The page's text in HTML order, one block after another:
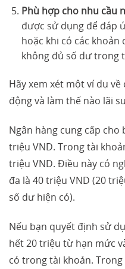
Phù hợp cho nhu cầu
được sử dụng để đáp
hoặc khi có các
không đủ số dư trong
Hãy xem xét một ví dụ
động và làm thế nào lãi
Ngân hàng cung cấp cho
triệu VND. Trong tài
triệu VND. Điều này có
đa là 40 triệu VND (20
số dư hiện có).
Nếu bạn quyết định sử
hết 20 triệu từ hạn mức
có trong tài khoản.